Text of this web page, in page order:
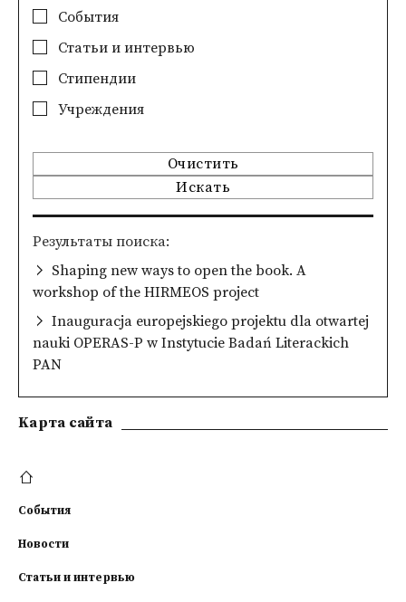
События
Статьи и интервью
Стипендии
Учреждения
Очистить
Искать
Pезультаты поиска
Shaping new ways to open the book. A
workshop of the HIRMEOS project
Inauguracja europejskiego projektu dla otwartej
nauki OPERAS-P w Instytucie Badań Literackich
PAN
Kарта сайта
События
Новости
Статьи и интервью